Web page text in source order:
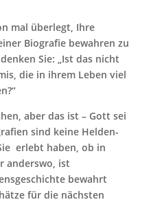
mal überlegt, Ihre
Biografie bewahren zu
Sie: „Ist das nicht
die in ihrem Leben viel
aber das ist – Gott sei
sind keine Helden-
erlebt haben, ob in
anderswo, ist
bewahrt
für die nächsten